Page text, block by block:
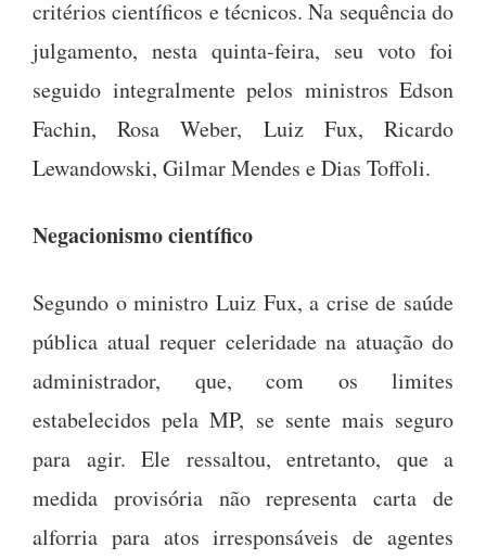
critérios científicos e técnicos. Na sequência do
julgamento, nesta quinta-feira, seu voto foi
seguido integralmente pelos ministros Edson
Fachin, Rosa Weber, Luiz Fux, Ricardo
Lewandowski, Gilmar Mendes e Dias Toffoli.
Negacionismo científico
Segundo o ministro Luiz Fux, a crise de saúde
pública atual requer celeridade na atuação do
administrador, que, com os limites
estabelecidos pela MP, se sente mais seguro
para agir. Ele ressaltou, entretanto, que a
medida provisória não representa carta de
alforria para atos irresponsáveis de agentes